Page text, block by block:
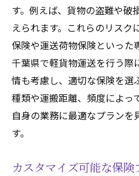
す。例えば、貨物の盗難や破
えられます。これらのリスク
保険や運送荷物保険といった
千葉県で軽貨物運送を行う際
情も考慮し、適切な保険を選
種類や運搬距離、頻度によっ
自身の業務に最適なプランを
す。
カスタマイズ可能な保険